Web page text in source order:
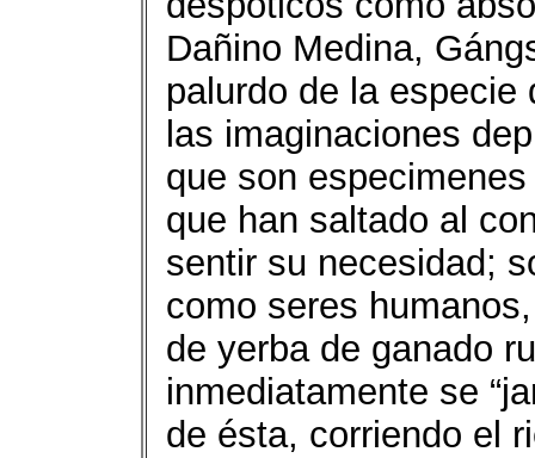
Dañino Medina,
palurdo de la
las imaginaciones
que son
que han saltado al
sentir su necesidad;
como seres
de yerba de ganado
inmediatamente se
de ésta, corriendo el